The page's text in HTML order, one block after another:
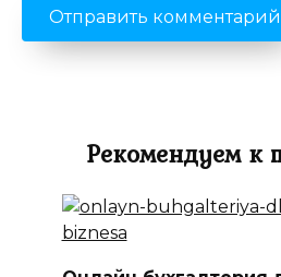
Рекомендуем к